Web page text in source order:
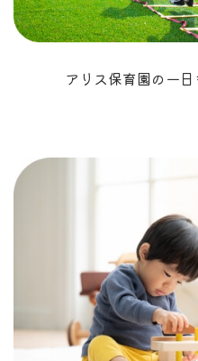
アリス保育園の一日